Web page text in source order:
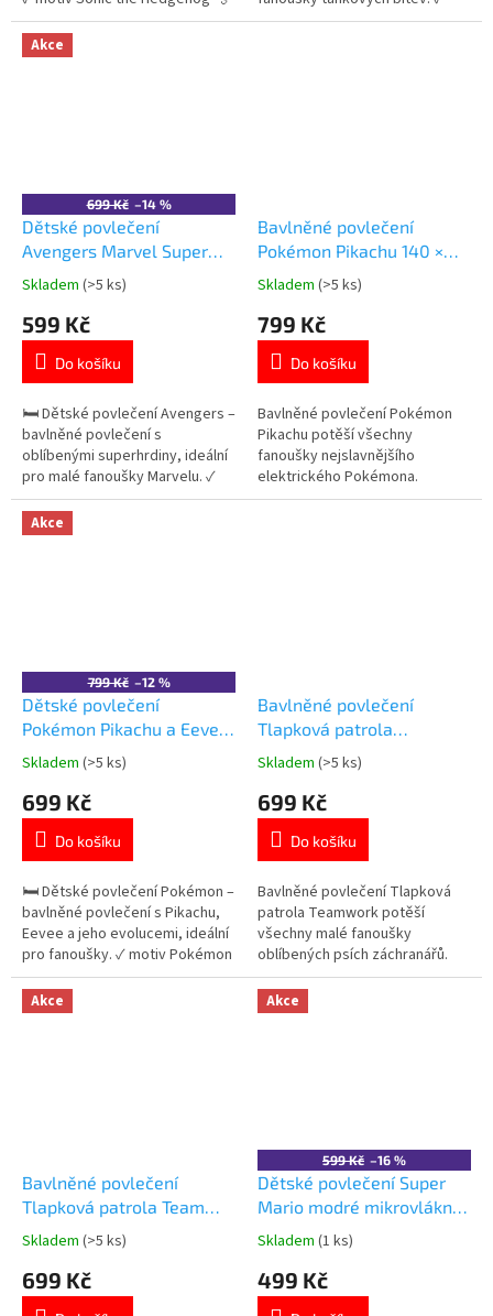
✓ 100% bavlna – měkká a
prodyšná ✓ oboustranný design
👉 Více produktů s motivem
motiv World of Tanks 🎮 ✓ 100%
Akce
699 Kč –14 %
Dětské povlečení
Avengers Marvel Super
Heroes bavlna 140×200
Průměrné
produktu
5,0
5
hvězdiček.
Skladem (>5 ks)
599 Kč
Do košíku
🛏️ Dětské povlečení Avengers –
bavlněné povlečení s
oblíbenými superhrdiny, ideální
pro malé fanoušky Marvelu. ✓
motiv Avengers 🦸‍♂️ ✓ 100%
bavlna – měkká a prodyšná ✓
oboustranný design 👉 Více
Bavlněné povlečení
Pokémon Pikachu 140 ×
200 cm
Průměrné
produktu
5,0
5
hvězdiček.
Skladem (>5 ks)
799 Kč
Do košíku
Bavlněné povlečení Pokémon
Pikachu potěší všechny
fanoušky nejslavnějšího
elektrického Pokémona.
Oboustranný motiv s Pikachu.
Akce
799 Kč –12 %
Dětské povlečení
Pokémon Pikachu a Eevee
evoluce bavlna 140×200
Průměrné
produktu
5,0
5
hvězdiček.
Skladem (>5 ks)
699 Kč
Do košíku
🛏️ Dětské povlečení Pokémon –
bavlněné povlečení s Pikachu,
Eevee a jeho evolucemi, ideální
pro fanoušky. ✓ motiv Pokémon
⚡ ✓ 100% bavlna – měkká a
prodyšná ✓ oboustranný design
👉 Více produktů s motivem
Bavlněné povlečení
Tlapková patrola
Teamwork 140 × 200 cm
Průměrné
produktu
5,0
5
hvězdiček.
Skladem (>5 ks)
699 Kč
Do košíku
Bavlněné povlečení Tlapková
patrola Teamwork potěší
všechny malé fanoušky
oblíbených psích záchranářů.
Oboustranný motiv s Chase,
Marshallem, Skye, Rubblem a
dalšími hrdiny. 100% bavlna se
Akce
Bavlněné povlečení
Tlapková patrola Team
140 × 200 cm
Průměrné
produktu
Skladem (>5 ks)
699 Kč
Akce
599 Kč –16 %
Dětské povlečení Super
Mario modré mikrovlákno
140×200 cm
Průměrné
produktu
Skladem (1 ks)
499 Kč